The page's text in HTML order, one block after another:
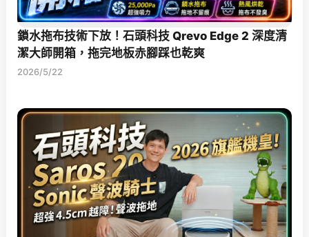
鎖水拖布技術下放！石頭科技 Qrevo Edge 2 深度清
潔大師開箱，拖完地板赤腳踩也乾爽
2026/5/22